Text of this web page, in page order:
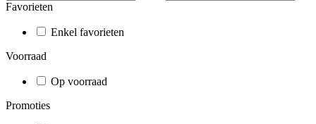
Favorieten
Enkel favorieten
Voorraad
Op voorraad
Promoties